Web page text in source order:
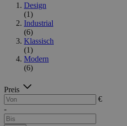
Design
(1)
Industrial
(6)
Klassisch
(1)
Modern
(6)
Preis
€
-